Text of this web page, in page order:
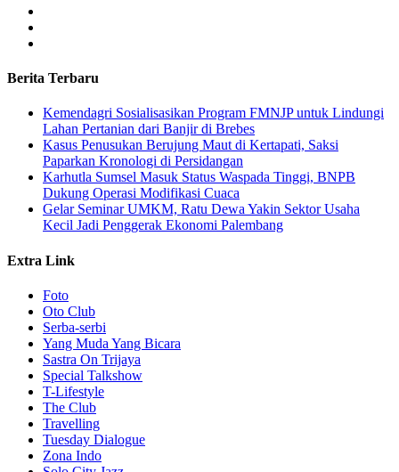
Berita Terbaru
Kemendagri Sosialisasikan Program FMNJP untuk Lindungi
Lahan Pertanian dari Banjir di Brebes
Kasus Penusukan Berujung Maut di Kertapati, Saksi
Paparkan Kronologi di Persidangan
Karhutla Sumsel Masuk Status Waspada Tinggi, BNPB
Dukung Operasi Modifikasi Cuaca
Gelar Seminar UMKM, Ratu Dewa Yakin Sektor Usaha
Kecil Jadi Penggerak Ekonomi Palembang
Extra Link
Foto
Oto Club
Serba-serbi
Yang Muda Yang Bicara
Sastra On Trijaya
Special Talkshow
T-Lifestyle
The Club
Travelling
Tuesday Dialogue
Zona Indo